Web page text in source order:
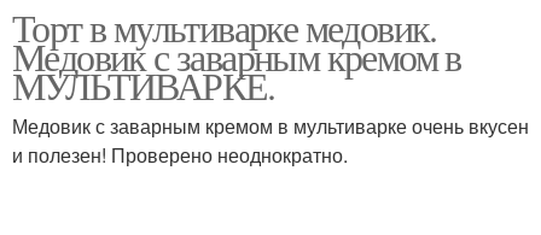
кремом
торта
Сметанный крем
Торт со сметанным
Торт в мультиварке медовик.
Медовик с заварным кремом в
МУЛЬТИВАРКЕ.
Медовик с заварным кремом в мультиварке очень вкусен
и полезен! Проверено неоднократно.